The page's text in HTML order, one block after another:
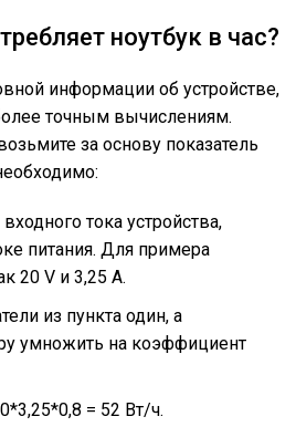
ноутбук в час?
информации об устройстве,
точным вычислениям.
за основу показатель
тока устройства,
питания. Для примера
20 V и 3,25 А.
из пункта один, а
умножить на коэффициент
= 52 Вт/ч.